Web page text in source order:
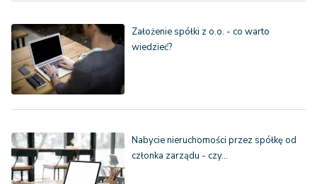
Założenie spółki z o.o. - co warto
wiedzieć?
Nabycie nieruchomości przez spółkę od
członka zarządu - czy…